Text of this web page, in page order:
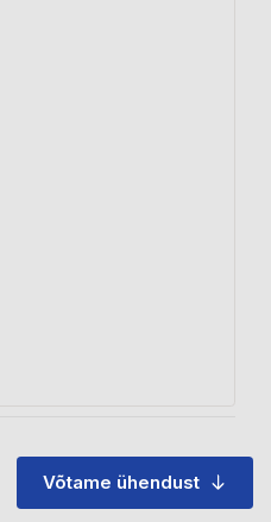
Võtame ühendust